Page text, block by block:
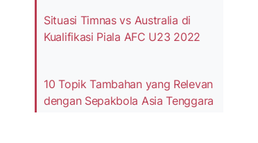
Situasi Timnas vs Australia di
Kualifikasi Piala AFC U23 2022
10 Topik Tambahan yang Relevan
dengan Sepakbola Asia Tenggara